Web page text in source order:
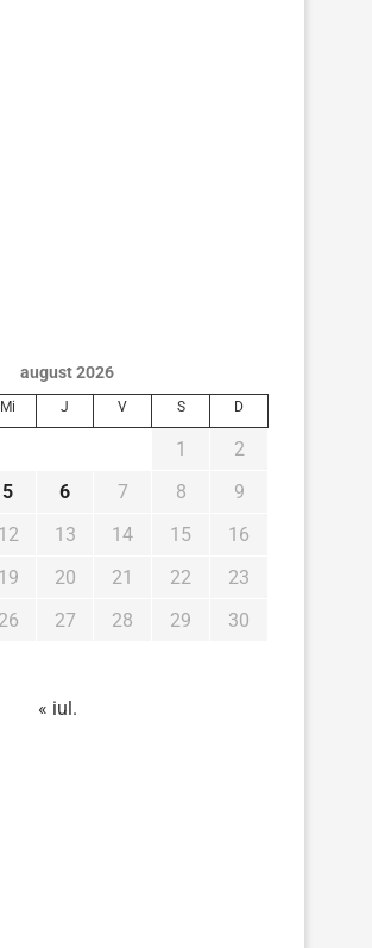
august 2026
Mi J V S D
1
2
5 6 7 8
9
12 13 14 15
16
19 20 21 22
23
26 27 28 29
30
« iul.